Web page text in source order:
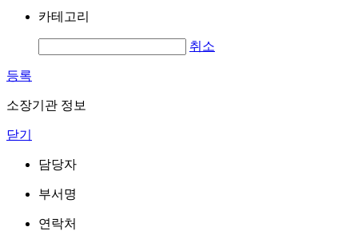
카테고리
취소
등록
소장기관 정보
닫기
담당자
부서명
연락처